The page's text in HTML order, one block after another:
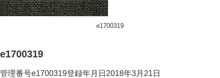
e1700319
e1700319
管理番号e1700319登録年月日 2018年3月21日